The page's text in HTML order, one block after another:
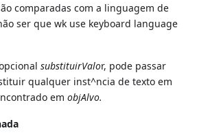
comparadas com a linguagem de
ser que wk use keyboard language
substituirValor, pode passar
qualquer inst^ncia de texto em
emobjAlvo.